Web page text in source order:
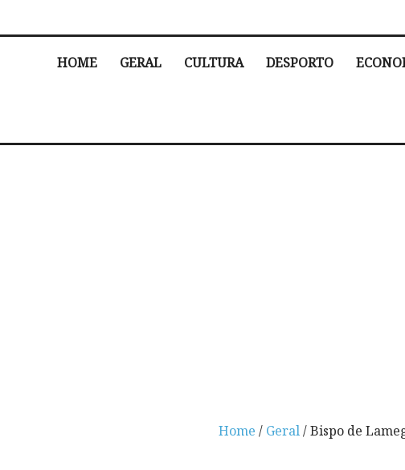
HOME GERAL CULTURA DESPORTO
Home / Geral/ Bispo de